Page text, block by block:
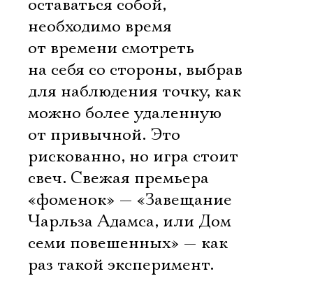
оставаться собой,
необходимо время
от времени смотреть
на себя со стороны, выбрав
для наблюдения точку, как
можно более удаленную
от привычной. Это
рискованно, но игра стоит
свеч. Свежая премьера
«фоменок» — «Завещание
Чарльза Адамса, или Дом
семи повешенных» — как
раз такой эксперимент.